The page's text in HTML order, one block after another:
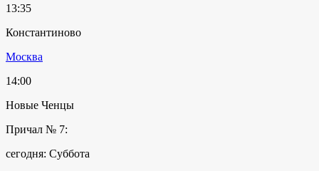
13:35
Константиново
Москва
14:00
Новые Ченцы
Причал № 7:
сегодня: Суббота